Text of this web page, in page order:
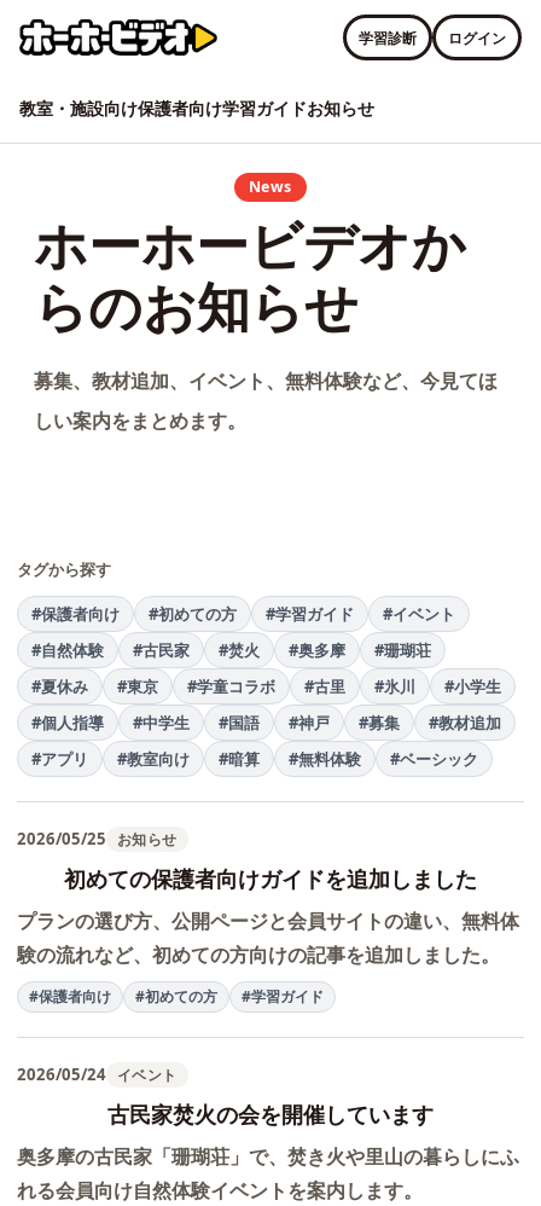
教室・施設向け保護者向け学習ガイドお知らせ
学習診断 ログイン
News
ホーホービデオか
らのお知らせ
募集、教材追加、イベント、無料体験など、今見てほ
しい案内をまとめます。
タグから探す
#保護者向け #初めての方 #学習ガイド
#イベント
#自然体験
#古民家 #焚火 #奥多摩
#珊瑚荘
#夏休み
#東京 #学童コラボ #古里 #氷川
#小学生
#個人指導
#中学生 #国語 #神戸 #募集
#教材追加
#アプリ
#教室向け #暗算 #無料体験 #ベーシック
2026/05/25 お知らせ
初めての保護者向けガイドを追加しました
プランの選び方、公開ページと会員サイトの違い、無料体
験の流れなど、初めての方向けの記事を追加しました。
#保護者向け #初めての方 #学習ガイド
2026/05/24 イベント
古民家焚火の会を開催しています
奥多摩の古民家「珊瑚荘」で、焚き火や里山の暮らしにふ
れる会員向け自然体験イベントを案内します。